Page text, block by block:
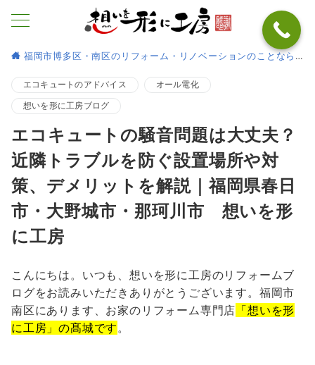
福岡市博多区・南区のリフォーム・リノベーションのことなら
エコキュートのアドバイス オール電化
想いを形に工房ブログ
エコキュートの騒音問題は大丈夫？
近隣トラブルを防ぐ設置場所や対
策、デメリットを解説｜福岡県春日
市・大野城市・那珂川市 想いを形
に工房
こんにちは。いつも、想いを形に工房のリフォームブ
ログをお読みいただきありがとうございます。福岡市
南区にあります、お家のリフォーム専門店 「想いを形
に工房」の髙城です。